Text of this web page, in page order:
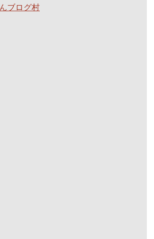
ブログ村